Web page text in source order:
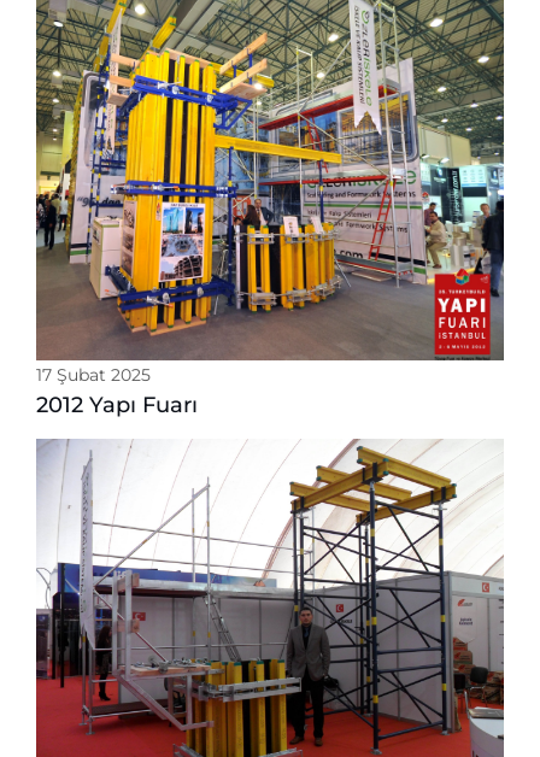
17 Şubat 2025
2012 Yapı Fuarı